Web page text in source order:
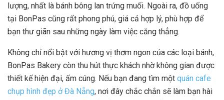
lượng, nhất là bánh bông lan trứng muối. Ngoài ra, đồ uống
tại BonPas cũng rất phong phú, giá cả hợp lý, phù hợp để
bạn thư giãn sau những ngày làm việc căng thẳng.
Không chỉ nổi bật với hương vị thơm ngon của các loại bánh,
BonPas Bakery còn thu hút thực khách nhờ không gian được
thiết kế hiện đại, ấm cúng. Nếu bạn đang tìm một quán cafe
chụp hình đẹp ở Đà Nẵng, nơi đây chắc chắn sẽ làm bạn hài